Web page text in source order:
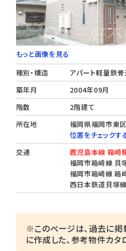
もっと画像を見る
種別・構造
アパート軽量鉄
築年月
2004年09月
階数
2階建て
所在地
福岡県福岡市東
位置をチェックす
交通
鹿児島本線 箱崎
福岡市箱崎線 貝
福岡市箱崎線 箱
西日本鉄道貝塚
※このページは、過去に
に作成した、参考物件カタ